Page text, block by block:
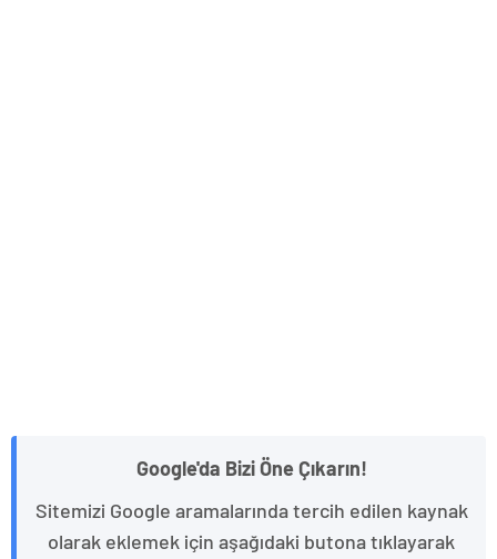
Google'da Bizi Öne Çıkarın!
Sitemizi Google aramalarında tercih edilen kaynak
olarak eklemek için aşağıdaki butona tıklayarak